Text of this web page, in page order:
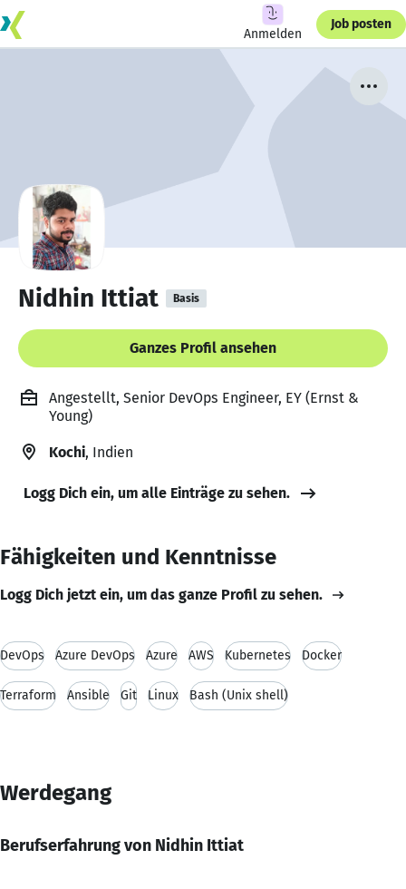
Anmelden
Job posten
Nidhin Ittiat Basis
Ganzes Profil ansehen
Angestellt, Senior DevOps Engineer, EY (Ernst &
Young)
Kochi, Indien
Logg Dich ein, um alle Einträge zu sehen.
Fähigkeiten und Kenntnisse
Logg Dich jetzt ein, um das ganze Profil zu sehen.
DevOps Azure DevOps Azure AWS Kubernetes Docker
Terraform Ansible Git Linux Bash (Unix shell)
Werdegang
Berufserfahrung von Nidhin Ittiat